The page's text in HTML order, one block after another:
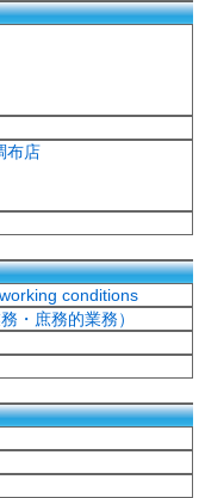
布店
conditions
・庶務的業務）